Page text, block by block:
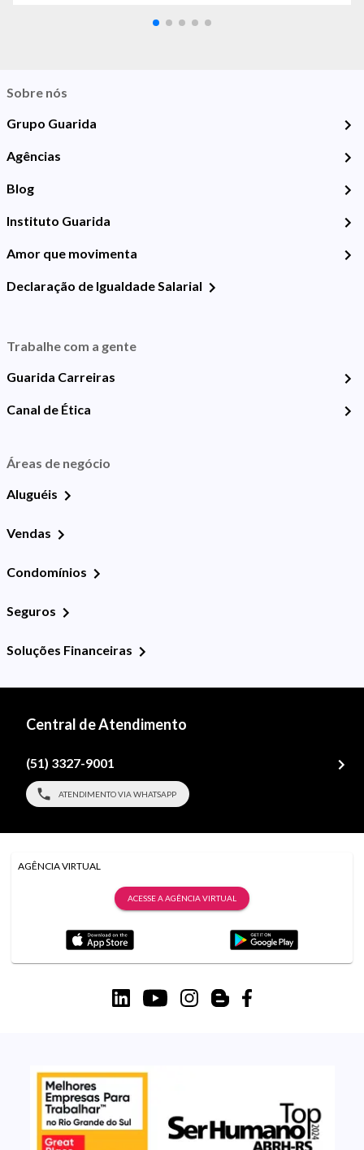
Sobre nós
Grupo Guarida
Agências
Blog
Instituto Guarida
Amor que movimenta
Declaração de Igualdade Salarial
Trabalhe com a gente
Guarida Carreiras
Canal de Ética
Áreas de negócio
Aluguéis
Vendas
Condomínios
Seguros
Soluções Financeiras
Central de Atendimento
(51) 3327-9001
ATENDIMENTO VIA WHATSAPP
AGÊNCIA VIRTUAL
ACESSE A AGÊNCIA VIRTUAL